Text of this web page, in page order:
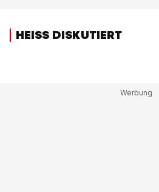
HEISS DISKUTIERT